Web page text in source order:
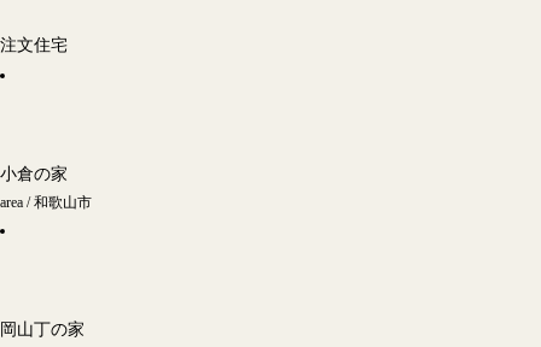
注文住宅
小倉の家
area / 和歌山市
岡山丁の家